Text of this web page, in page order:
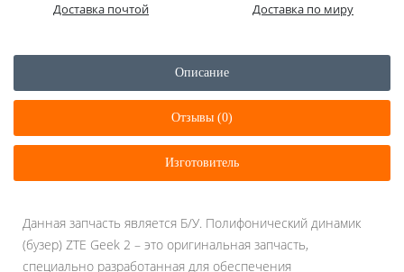
Доставка почтой Доставка по миру
Описание
Отзывы (0)
Изготовитель
Данная запчасть является Б/У. Полифонический динамик
(бузер) ZTE Geek 2 – это оригинальная запчасть,
специально разработанная для обеспечения